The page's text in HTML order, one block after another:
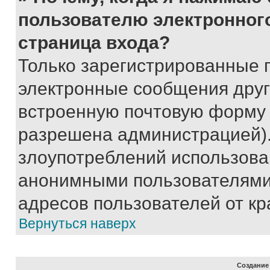
пользователю
страница входа?
Только зарегистрированные
электронные сообщения
встроенную почтовую
разрешена
злоупотреблений
анонимными
адресов пользователей от
Вернуться наверх